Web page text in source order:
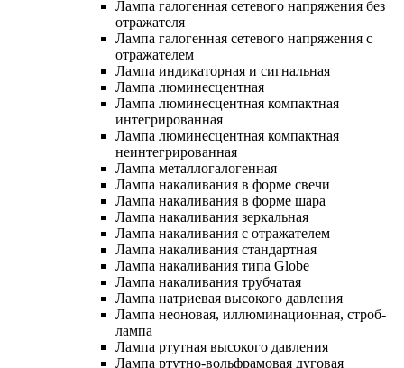
Лампа галогенная сетевого напряжения без
отражателя
Лампа галогенная сетевого напряжения с
отражателем
Лампа индикаторная и сигнальная
Лампа люминесцентная
Лампа люминесцентная компактная
интегрированная
Лампа люминесцентная компактная
неинтегрированная
Лампа металлогалогенная
Лампа накаливания в форме свечи
Лампа накаливания в форме шара
Лампа накаливания зеркальная
Лампа накаливания с отражателем
Лампа накаливания стандартная
Лампа накаливания типа Globe
Лампа накаливания трубчатая
Лампа натриевая высокого давления
Лампа неоновая, иллюминационная, строб-
лампа
Лампа ртутная высокого давления
Лампа ртутно-вольфрамовая дуговая